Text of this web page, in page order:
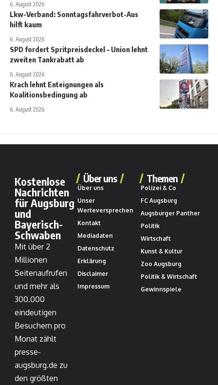
6. August 2026
Lkw-Verband: Sonntagsfahrverbot-Aus
hilft kaum
6. August 2026
SPD fordert Spritpreisdeckel – Union lehnt
zweiten Tankrabatt ab
6. August 2026
Krach lehnt Enteignungen als
Koalitionsbedingung ab
6. August 2026
Kostenlose
Nachrichten
für Augsburg
und
Bayerisch-
Schwaben
Mit über 2
Millionen
Seitenaufrufen
und mehr als
300.000
eindeutigen
Besuchern pro
Monat zählt
presse-
augsburg.de zu
den größten
Über uns
Über uns
Unser
Werteversprechen
Kontakt
Mediadaten
Datenschutz
Erklärung
Disclaimer
Impressum
Themen
Polizei & Co
FC Augsburg
Augsburger Panther
Politik
Wirtschaft
Kunst & Kultur
Zoo Augsburg
Politik & Wirtschaft
Gewinnspiele